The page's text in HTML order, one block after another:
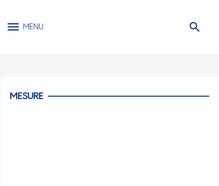
MENU
MESURE